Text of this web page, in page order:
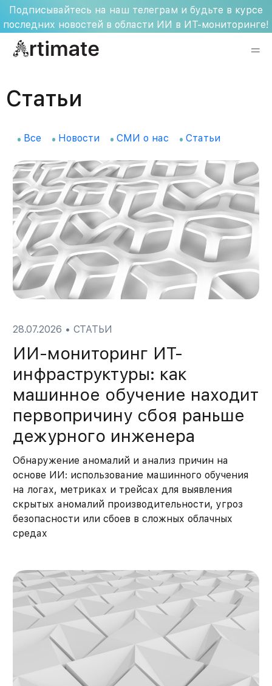
Skip
to
content
Подписывайтесь на наш телеграм и будьте в курсе
последних новостей в области ИИ в ИТ-мониторинге!
Статьи
Все Новости СМИ о нас Статьи
28.07.2026 • СТАТЬИ
ИИ-мониторинг ИТ-
инфраструктуры: как
машинное обучение находит
первопричину сбоя раньше
дежурного инженера
Обнаружение аномалий и анализ причин на
основе ИИ: использование машинного обучения
на логах, метриках и трейсах для выявления
скрытых аномалий производительности, угроз
безопасности или сбоев в сложных облачных
средах